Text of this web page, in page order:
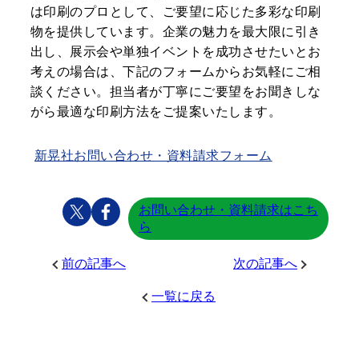
は印刷のプロとして、ご要望に応じた多彩な印刷
物を提供しています。企業の魅力を最大限に引き
出し、展示会や単独イベントを成功させたいとお
考えの場合は、下記のフォームからお気軽にご相
談ください。担当者が丁寧にご要望をお聞きしな
がら最適な印刷方法をご提案いたします。
新晃社お問い合わせ・資料請求フォーム
お問い合わせ・資料請求はこち
ら
前の記事へ 次の記事へ
一覧に戻る